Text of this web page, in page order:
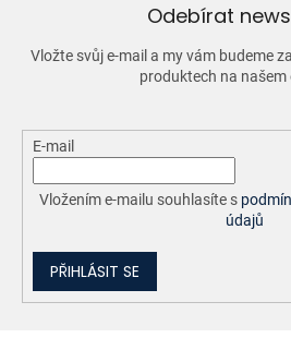
p
r
v
k
v
i
s
u
Odebírat
Vložte svůj e-mail a my vám budeme
produktech na našem
E-mail
Vložením e-mailu souhlasíte s
údajů
PŘIHLÁSIT SE